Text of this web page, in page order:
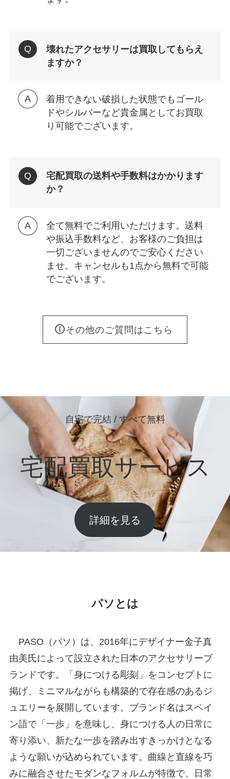
壊れたアクセサリーは買取してもらえ
ますか？
着用できない破損した状態でもゴール
ドやシルバーなど貴金属としてお買取
り可能でございます。
宅配買取の送料や手数料はかかります
か？
全て無料でご利用いただけます。送料
や振込手数料など、お客様のご負担は
一切ございませんのでご安心ください
ませ。キャンセルも1点から無料で可能
でございます。
その他のご質問はこちら
自宅で完結 / すべて無料
宅配買取サービス
詳細を見る
パソとは
PASO（パソ）は、2016年にデザイナー金子真
由美氏によって設立された日本のアクセサリーブ
ランドです。「身につける彫刻」をコンセプトに
掲げ、ミニマルながらも構築的で存在感のあるジ
ュエリーを展開しています。ブランド名はスペイ
ン語で「一歩」を意味し、身につける人の日常に
寄り添い、新たな一歩を踏み出すきっかけとなる
ような願いが込められています。曲線と直線を巧
みに融合させたモダンなフォルムが特徴で、日常